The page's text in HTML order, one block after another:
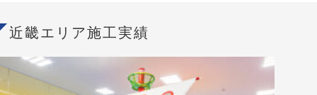
近畿エリア施工実績